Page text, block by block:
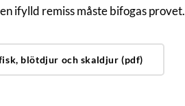
ifylld remiss måste bifogas provet.
blötdjur och skaldjur (pdf)